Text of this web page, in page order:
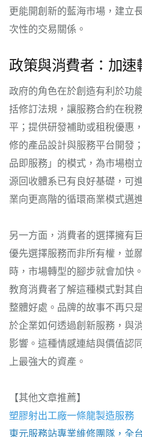
更能開創新的藍海市場，建立
次性的交易關係。
政策與消費者：加速
政府的角色在於創造有利於功
括修訂法規，讓服務合約在稅
平；提供研發補助或租稅優惠
修的產品設計與服務平台開發
品即服務」的模式，為市場樹
源回收體系已有良好基礎，可
業向更高階的循環商業模式邁
另一方面，消費者的選擇擁有
優先選擇服務而非所有權，並
時，市場轉型的腳步就會加快
教育消費者了解這種模式對其
整體好處。品牌的故事不再只
於企業如何透過創新服務，與
影響。這種情感連結與價值認
上最強大的資產。
【其他文章推薦】
塑膠射出工廠一條龍製造服務
東元服務站專業維修團隊，全